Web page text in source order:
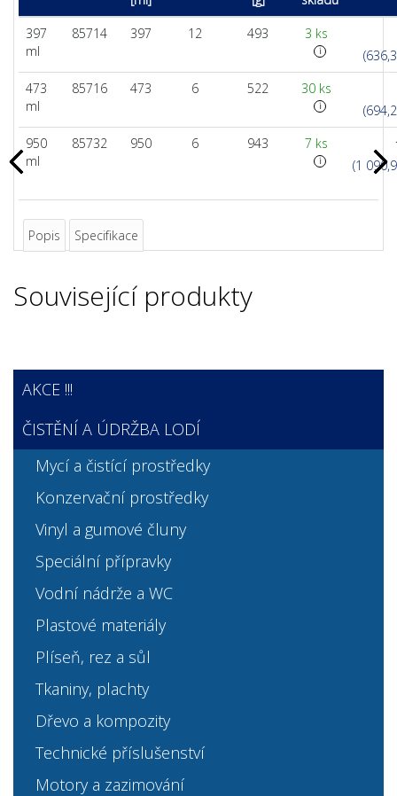
397
ml
85714 397 12 493 3 ks
i
473
ml
85716 473 6 522 30 ks
i
950
ml
85732 950 6 943 7 ks
i (1
Popis Specifikace
Související produkty
AKCE !!!
ČISTĚNÍ A ÚDRŽBA LODÍ
Mycí a čistící prostředky
Konzervační prostředky
Vinyl a gumové čluny
Speciální přípravky
Vodní nádrže a WC
Plastové materiály
Plíseň, rez a sůl
Tkaniny, plachty
Dřevo a kompozity
Technické příslušenství
Motory a zazimování